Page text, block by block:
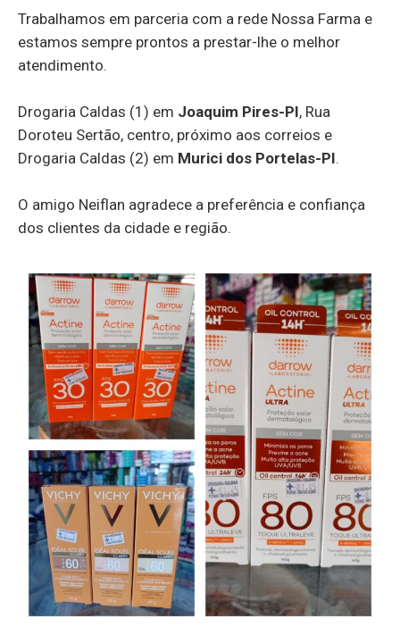
Trabalhamos em parceria com a rede Nossa Farma e
estamos sempre prontos a prestar-lhe o melhor
atendimento.
Drogaria Caldas (1) em Joaquim Pires-PI, Rua
Doroteu Sertão, centro, próximo aos correios e
Drogaria Caldas (2) em Murici dos Portelas-PI.
O amigo Neiflan agradece a preferência e confiança
dos clientes da cidade e região.